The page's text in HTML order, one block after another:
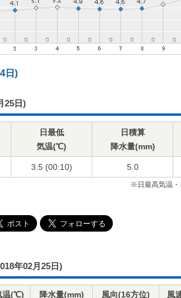
日)
25日)
日最低
気温(℃)
日積算
降水量(mm)
3.5 (00:10) 5.0
※日最高気温・
年02月25日)
温(℃) 降水量(mm) 風向(16方位) 風